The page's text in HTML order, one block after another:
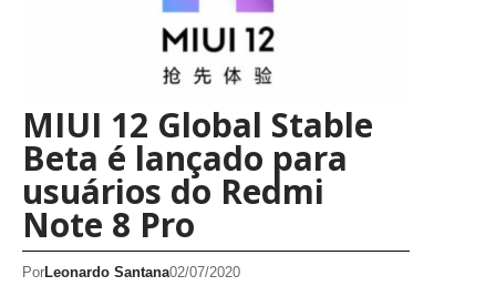
MIUI 12 Global Stable
Beta é lançado para
usuários do Redmi
Note 8 Pro
PorLeonardo Santana02/07/2020